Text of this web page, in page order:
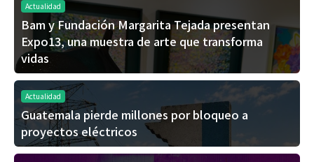
Actualidad
Bam y Fundación Margarita Tejada presentan
Expo13, una muestra de arte que transforma
vidas
Actualidad
Guatemala pierde millones por bloqueo a
proyectos eléctricos